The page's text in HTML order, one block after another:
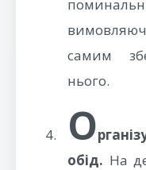
самим
нього.
О
обід. На